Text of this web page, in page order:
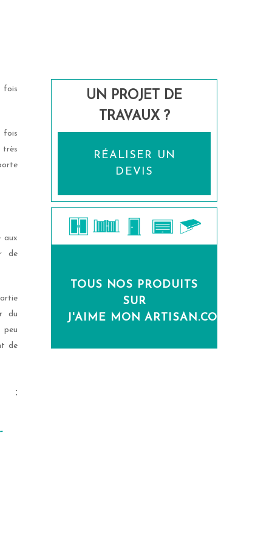
fois
fois
très
aux
de
du
de
UN PROJET DE
TRAVAUX ?
RÉALISER UN
DEVIS
TOUS NOS PRODUITS
SUR
J'AIME MON ARTISAN.COM